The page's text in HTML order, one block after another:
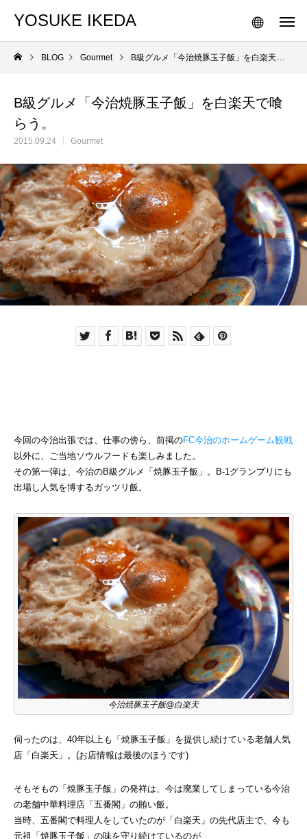
YOSUKE IKEDA
BLOG Gourmet B級グルメ「今治焼豚玉子飯」を白楽天で喰らう。
B級グルメ「今治焼豚玉子飯」を白楽天で喰
らう。
2015.09.24 Gourmet
今回の今治出張では、仕事の傍ら、前掲のFC今治のホームゲーム観戦
以外に、ご当地ソウルフードも楽しみました。
その第一弾は、今治のB級グルメ「焼豚玉子飯」。B-1グランプリにも
出場し人気を博するガッツリ飯。
今治焼豚玉子飯@白楽天
伺ったのは、40年以上も「焼豚玉子飯」を提供し続けている老舗人気
店「白楽天」。(お店情報は最後のほうです)
そもそもの「焼豚玉子飯」の発祥は、今は廃業してしまっている今治
の老舗中華料理店「五番閣」の賄い飯。
当時、五番閣で料理人をしていたのが「白楽天」の先代店主で、今も
元祖「焼豚玉子飯」の味を守り続けているのが